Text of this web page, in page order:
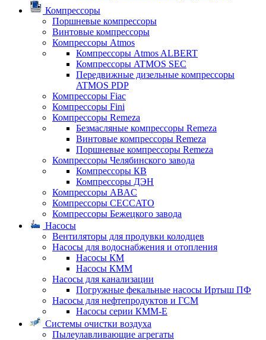
Компрессоры
Поршневые компрессоры
Винтовые компрессоры
Компрессоры Atmos
Компрессоры Atmos ALBERT
Компрессоры ATMOS SEC
Передвижные дизельные компрессоры
ATMOS PDP
Компрессоры Fiac
Компрессоры Fini
Компрессоры Remeza
Безмасляные компрессоры Remeza
Винтовые компрессоры Remeza
Поршневые компрессоры Remeza
Компрессоры Челябинского завода
Компрессоры КВ
Компрессоры ДЭН
Компрессоры ABAC
Компрессоры CECCATO
Компрессоры Бежецкого завода
Насосы
Вентиляторы для продувки колодцев
Насосы для водоснабжения и отопления
Насосы КМ
Насосы КММ
Насосы для канализации
Погружные фекальные насосы Иртыш ПФ
Насосы для нефтепродуктов и ГСМ
Насосы серии КММ-Е
Системы очистки воздуха
Пылеулавливающие агрегаты